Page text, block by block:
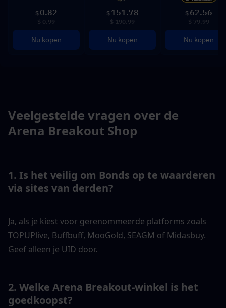
$ 0.82
$ 0.99
Nu kopen
$ 151.78
$ 190.99
Nu kopen
$ 62.56
$ 79.99
Nu kopen
Veelgestelde vragen over de
Arena Breakout Shop
1. Is het veilig om Bonds op te waarderen
via sites van derden?
Ja, als je kiest voor gerenommeerde platforms zoals
TOPUPlive, Buffbuff, MooGold, SEAGM of Midasbuy.
Geef alleen je UID door.
2. Welke Arena Breakout-winkel is het
goedkoopst?